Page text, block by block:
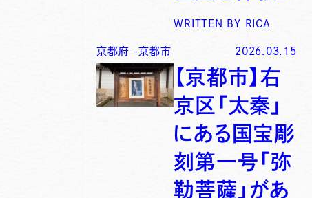
WRITTEN BY RICA
京都府 - 京都市 2026.03.15
【京都市】右
京区「太秦」
にある国宝彫
刻第一号「弥
勒菩薩」があ